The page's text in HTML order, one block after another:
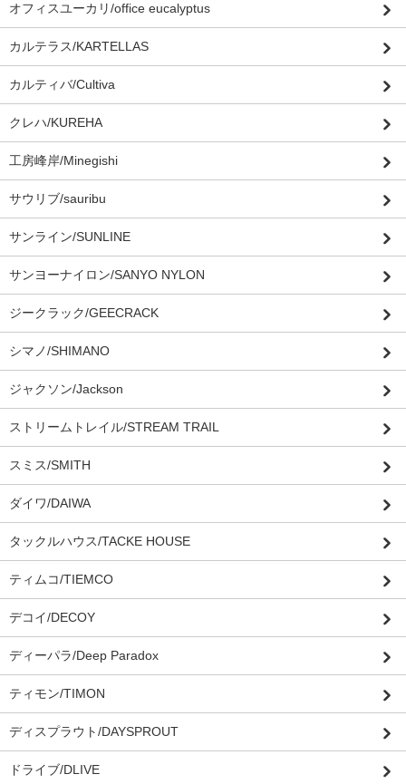
オフィスユーカリ/office eucalyptus
カルテラス/KARTELLAS
カルティバ/Cultiva
クレハ/KUREHA
工房峰岸/Minegishi
サウリブ/sauribu
サンライン/SUNLINE
サンヨーナイロン/SANYO NYLON
ジークラック/GEECRACK
シマノ/SHIMANO
ジャクソン/Jackson
ストリームトレイル/STREAM TRAIL
スミス/SMITH
ダイワ/DAIWA
タックルハウス/TACKE HOUSE
ティムコ/TIEMCO
デコイ/DECOY
ディーパラ/Deep Paradox
ティモン/TIMON
ディスプラウト/DAYSPROUT
ドライブ/DLIVE